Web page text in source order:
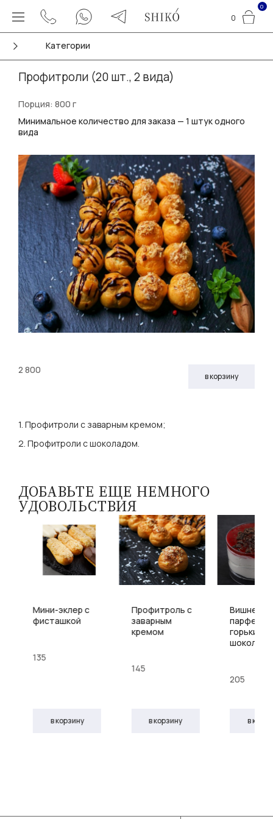
0
0
Категории
Профитроли (20 шт., 2 вида)
Порция: 800 г
Минимальное количество для заказа — 1 штук одного
вида
2 800
в корзину
1. Профитроли с заварным кремом;
2. Профитроли с шоколадом.
ДОБАВЬТЕ ЕЩЕ НЕМНОГО
УДОВОЛЬСТВИЯ
Мини-эклер с
фисташкой
135
в корзину
Профитроль с
заварным
кремом
145
в корзину
Вишневое
парфе с
горьким
205
в